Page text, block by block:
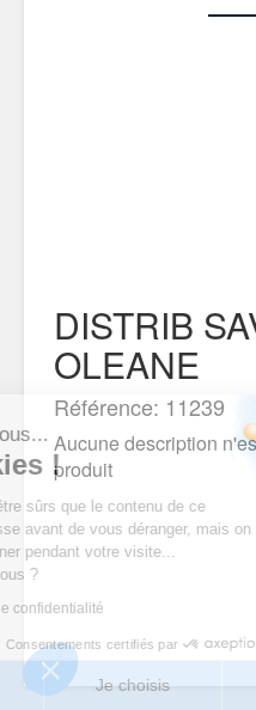
nous...
!
d’être sûrs que le contenu de ce
avant de vous déranger,
pendant votre visite...
vous ?
de confidentialité
Consentements certifiés par
Je choisis
DISTRIB
OLEANE
Référence: 11239
Aucune description
produit